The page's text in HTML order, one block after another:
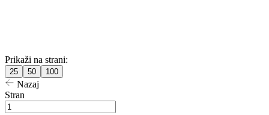
Prikaži na strani:
25 50 100
Nazaj
Stran